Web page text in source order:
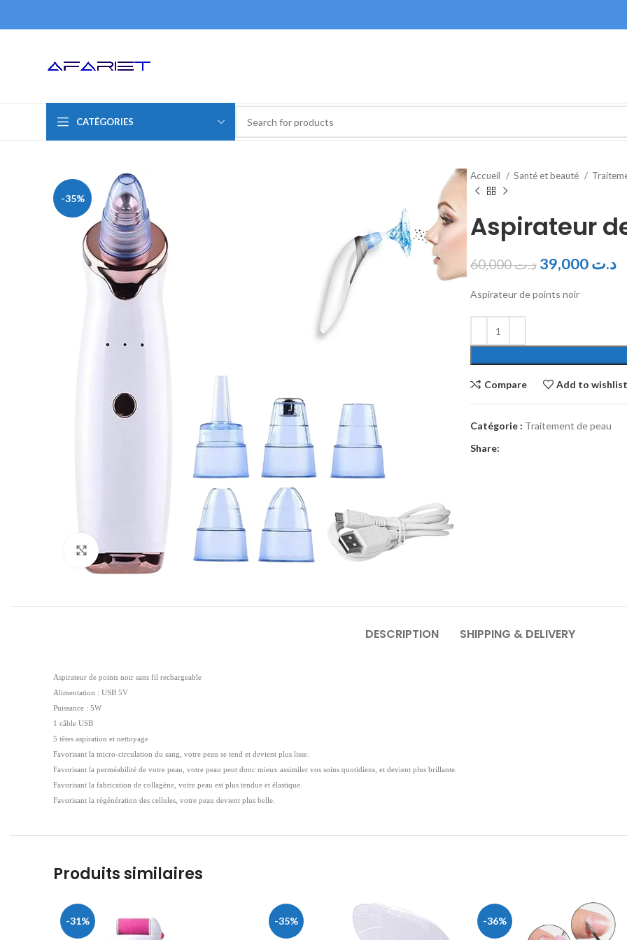
CATÉGORIES
-35%
Click to enlarge
Accueil Santé et beauté
Aspirateur
د.ت60,000 د.ت
Aspirateur de points noir
Compare Add to wishlist
Catégorie : Traitement de peau
Share:
DESCRIPTION SHIPPING & DELIVERY
Aspirateur de points noir sans fil rechargeable
Alimentation : USB 5V
Puissance : 5W
1 câble USB
5 têtes aspiration et nettoyage
Favorisant la micro-circulation du sang, votre peau se tend et devient plus lisse.
Favorisant la perméabilité de votre peau, votre peau peut donc mieux assimiler vos soins quotidiens, et devient plus brillante.
Favorisant la fabrication de collagène, votre peau est plus tendue et élastique.
Favorisant la régénération des cellules, votre peau devient plus belle.
Produits similaires
-31% -35% -36%